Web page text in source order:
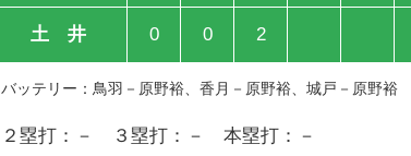
土 井 0 0 2
バッテリー：鳥羽－原野裕、香月－原野裕、城戸－原野裕
２塁打：－ ３塁打：－ 本塁打：－